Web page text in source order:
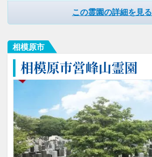
この霊園の詳細を見る
相模原市
相模原市営峰山霊園